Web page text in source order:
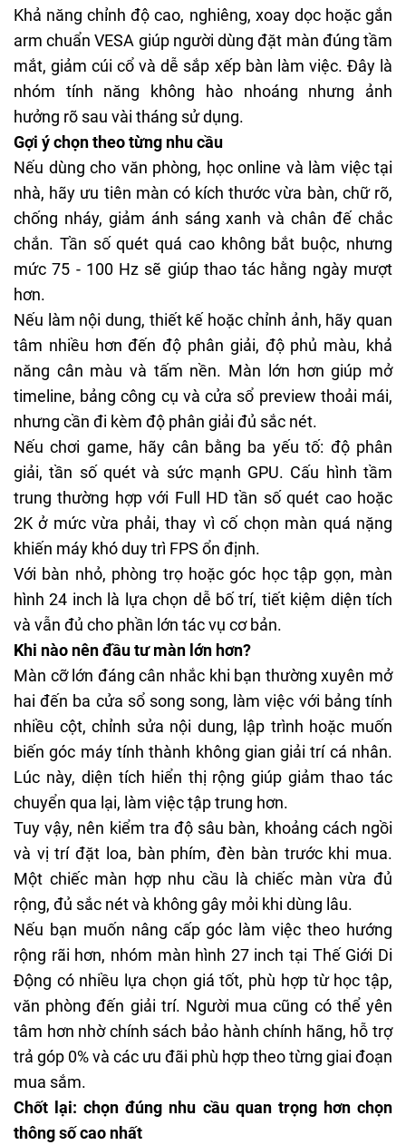
Khả năng chỉnh độ cao, nghiêng, xoay dọc hoặc gắn
arm chuẩn VESA giúp người dùng đặt màn đúng tầm
mắt, giảm cúi cổ và dễ sắp xếp bàn làm việc. Đây là
nhóm tính năng không hào nhoáng nhưng ảnh
hưởng rõ sau vài tháng sử dụng.
Gợi ý chọn theo từng nhu cầu
Nếu dùng cho văn phòng, học online và làm việc tại
nhà, hãy ưu tiên màn có kích thước vừa bàn, chữ rõ,
chống nháy, giảm ánh sáng xanh và chân đế chắc
chắn. Tần số quét quá cao không bắt buộc, nhưng
mức 75 - 100 Hz sẽ giúp thao tác hằng ngày mượt
hơn.
Nếu làm nội dung, thiết kế hoặc chỉnh ảnh, hãy quan
tâm nhiều hơn đến độ phân giải, độ phủ màu, khả
năng cân màu và tấm nền. Màn lớn hơn giúp mở
timeline, bảng công cụ và cửa sổ preview thoải mái,
nhưng cần đi kèm độ phân giải đủ sắc nét.
Nếu chơi game, hãy cân bằng ba yếu tố: độ phân
giải, tần số quét và sức mạnh GPU. Cấu hình tầm
trung thường hợp với Full HD tần số quét cao hoặc
2K ở mức vừa phải, thay vì cố chọn màn quá nặng
khiến máy khó duy trì FPS ổn định.
Với bàn nhỏ, phòng trọ hoặc góc học tập gọn, màn
hình 24 inch là lựa chọn dễ bố trí, tiết kiệm diện tích
và vẫn đủ cho phần lớn tác vụ cơ bản.
Khi nào nên đầu tư màn lớn hơn?
Màn cỡ lớn đáng cân nhắc khi bạn thường xuyên mở
hai đến ba cửa sổ song song, làm việc với bảng tính
nhiều cột, chỉnh sửa nội dung, lập trình hoặc muốn
biến góc máy tính thành không gian giải trí cá nhân.
Lúc này, diện tích hiển thị rộng giúp giảm thao tác
chuyển qua lại, làm việc tập trung hơn.
Tuy vậy, nên kiểm tra độ sâu bàn, khoảng cách ngồi
và vị trí đặt loa, bàn phím, đèn bàn trước khi mua.
Một chiếc màn hợp nhu cầu là chiếc màn vừa đủ
rộng, đủ sắc nét và không gây mỏi khi dùng lâu.
Nếu bạn muốn nâng cấp góc làm việc theo hướng
rộng rãi hơn, nhóm màn hình 27 inch tại Thế Giới Di
Động có nhiều lựa chọn giá tốt, phù hợp từ học tập,
văn phòng đến giải trí. Người mua cũng có thể yên
tâm hơn nhờ chính sách bảo hành chính hãng, hỗ trợ
trả góp 0% và các ưu đãi phù hợp theo từng giai đoạn
mua sắm.
Chốt lại: chọn đúng nhu cầu quan trọng hơn chọn
thông số cao nhất